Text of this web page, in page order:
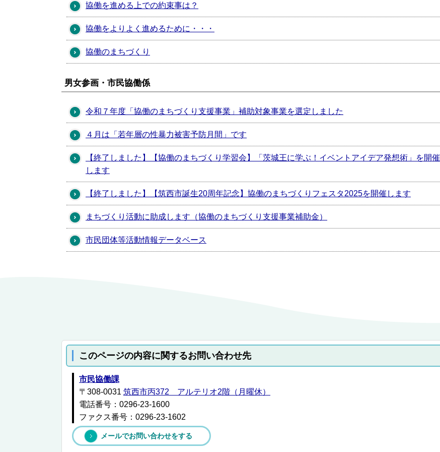
協働を進める上での約束事は？
協働をよりよく進めるために・・・
協働のまちづくり
男女参画・市民協働係
令和７年度「協働のまちづくり支援事業」補助対象事業を選定しました
４月は「若年層の性暴力被害予防月間」です
【終了しました】【協働のまちづくり学習会】「茨城王に学ぶ！イベントアイデア発想術」を開催
します
【終了しました】【筑西市誕生20周年記念】協働のまちづくりフェスタ2025を開催します
まちづくり活動に助成します（協働のまちづくり支援事業補助金）
市民団体等活動情報データベース
このページの内容に関するお問い合わせ先
市民協働課
〒308-0031 筑西市丙372 アルテリオ2階（月曜休）
電話番号：0296-23-1600
ファクス番号：0296-23-1602
メールでお問い合わせをする